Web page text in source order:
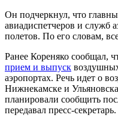
Он подчеркнул, что
авиадиспетчеров и служб
полетов. По его словам,
Ранее Кореняко сообщал,
прием и выпуск
аэропортах. Речь идет о
Нижнекамске и
планировали сообщить
передавал пресс-секретарь.